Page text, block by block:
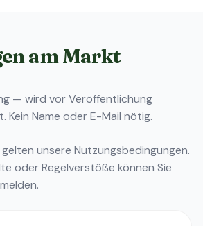
am Markt
— wird vor Veröffentlichung
Kein Name oder E-Mail nötig.
unsere Nutzungsbedingungen.
oder Regelverstöße können Sie
melden.